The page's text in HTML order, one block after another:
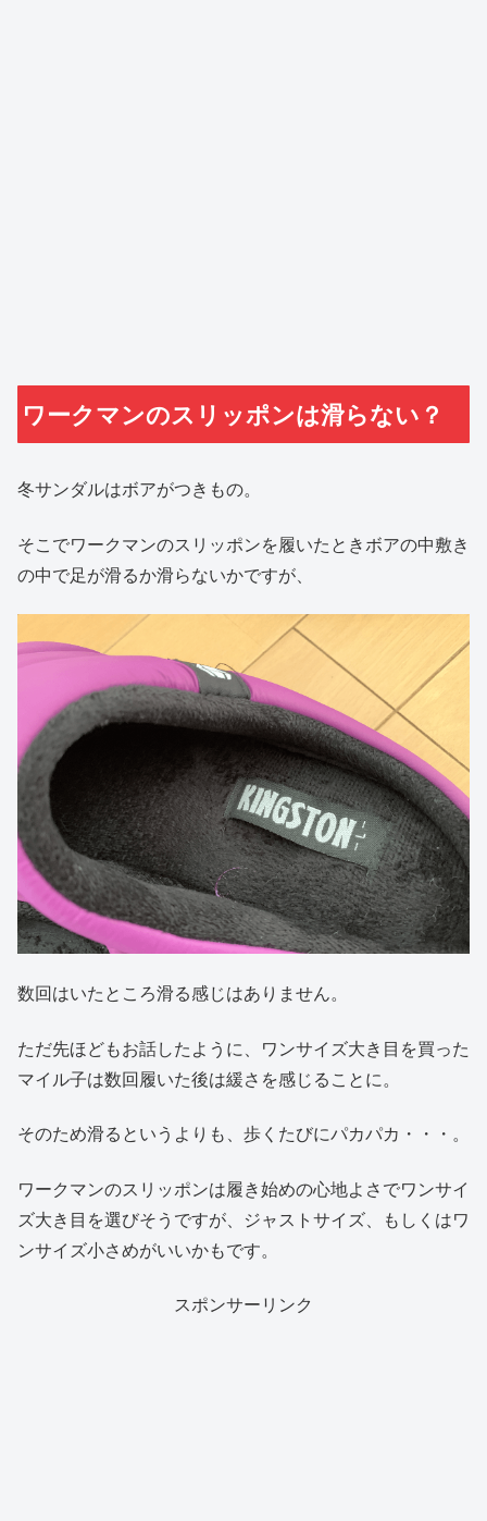
ワークマンのスリッポンは滑らない？
冬サンダルはボアがつきもの。
そこでワークマンのスリッポンを履いたときボアの中敷き
の中で足が滑るか滑らないかですが、
数回はいたところ滑る感じはありません。
ただ先ほどもお話したように、ワンサイズ大き目を買った
マイル子は数回履いた後は緩さを感じることに。
そのため滑るというよりも、歩くたびにパカパカ・・・。
ワークマンのスリッポンは履き始めの心地よさでワンサイ
ズ大き目を選びそうですが、ジャストサイズ、もしくはワ
ンサイズ小さめがいいかもです。
スポンサーリンク